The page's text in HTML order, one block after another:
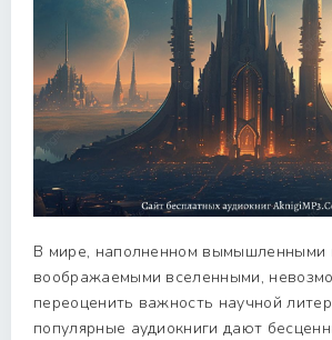
В мире, наполненном вымышленными
воображаемыми вселенными,
переоценить важность научной
популярные аудиокниги дают